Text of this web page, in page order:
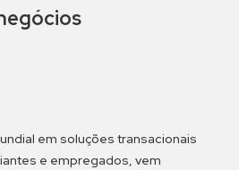
em soluções transacionais
e empregados, vem